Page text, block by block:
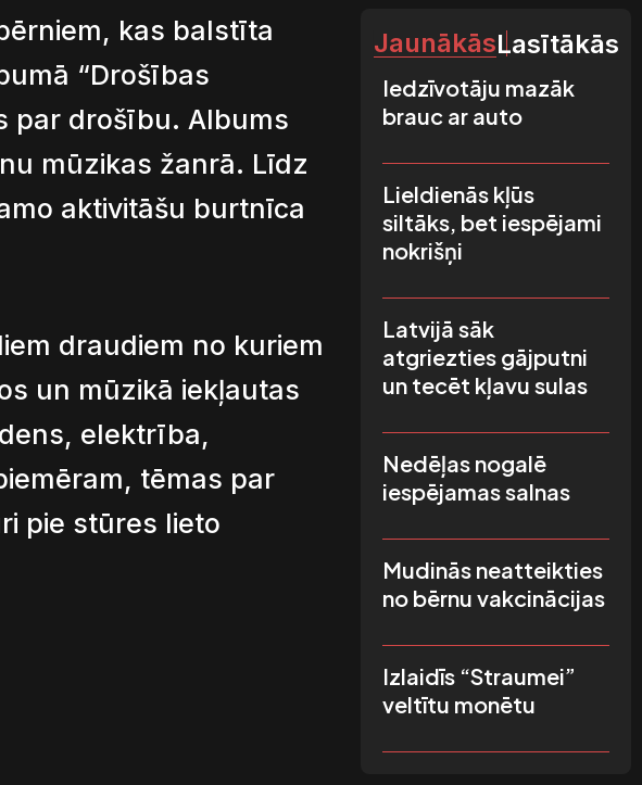
kas balstīta
“Drošības
par drošību. Albums
mūzikas žanrā. Līdz
aktivitāšu burtnīca
draudiem no kuriem
un mūzikā iekļautas
elektrība,
tēmas par
pie stūres lieto
JaunākāsLasītākās
Iedzīvotāju mazāk
brauc ar auto
Lieldienās kļūs
siltāks, bet iespējami
nokrišņi
Latvijā sāk
atgriezties gājputni
un tecēt kļavu sulas
Nedēļas nogalē
iespējamas salnas
Mudinās neatteikties
no bērnu vakcinācijas
Izlaidīs “Straumei”
veltītu monētu